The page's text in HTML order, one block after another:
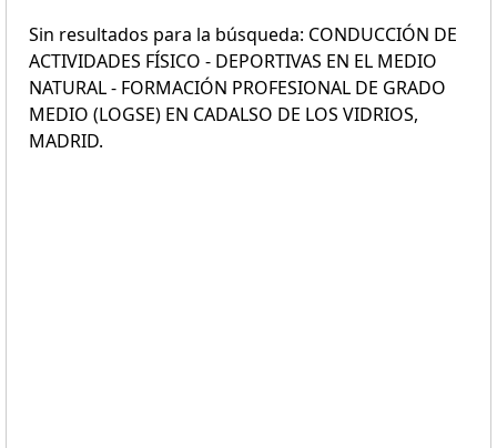
Sin resultados para la búsqueda: CONDUCCIÓN DE
ACTIVIDADES FÍSICO - DEPORTIVAS EN EL MEDIO
NATURAL - FORMACIÓN PROFESIONAL DE GRADO
MEDIO (LOGSE) EN CADALSO DE LOS VIDRIOS,
MADRID.